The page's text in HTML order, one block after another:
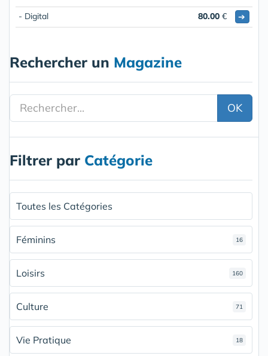
- Digital 80.00 € ➔
Rechercher un Magazine
OK
Filtrer par Catégorie
Toutes les Catégories
Féminins 16
Loisirs 160
Culture 71
Vie Pratique 18